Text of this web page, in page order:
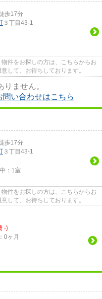
歩17分
３丁目43-1
件をお探しの方は、こちらからお
して、お待ちしております。
ません。
い合わせはこちら
歩17分
３丁目43-1
： 1室
件をお探しの方は、こちらからお
して、お待ちしております。
-)
0ヶ月